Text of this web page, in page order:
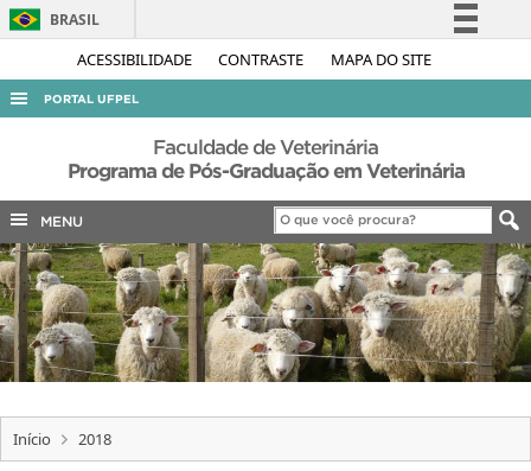
ACESSIBILIDADE CONTRASTE MAPA DO SITE
BRASIL
Simplifique!
Acesso à informação
Legislação
Canais
PORTAL UFPEL
ACESSO À INFORMAÇÃO
AUDITORIA
COBALTO
CONCURSOS
EDITAIS
INTERNACIONAL
OUVIDORIA
PORTARIAS
TELEFONES
Faculdade de Veterinária
Programa de Pós-Graduação em Veterinária
MENU
Início 2018